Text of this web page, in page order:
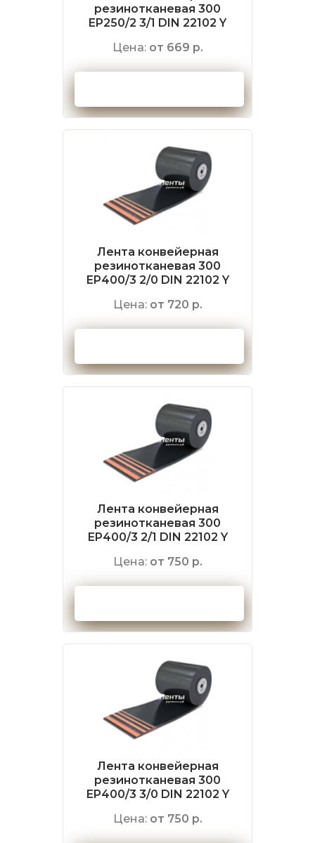
резинотканевая 300
EP250/2 3/1 DIN 22102 Y
Цена: от 669 р.
Лента конвейерная
резинотканевая 300
EP400/3 2/0 DIN 22102 Y
Цена: от 720 р.
Лента конвейерная
резинотканевая 300
EP400/3 2/1 DIN 22102 Y
Цена: от 750 р.
Лента конвейерная
резинотканевая 300
EP400/3 3/0 DIN 22102 Y
Цена: от 750 р.